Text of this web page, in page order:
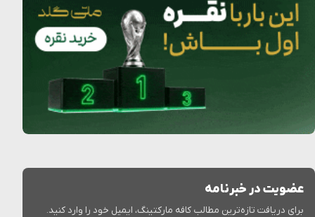
عضویت در خبرنامه
برای دریافت تازه‌ترین مطالب کافه مارکتینگ، ایمیل خود را وارد کنید.